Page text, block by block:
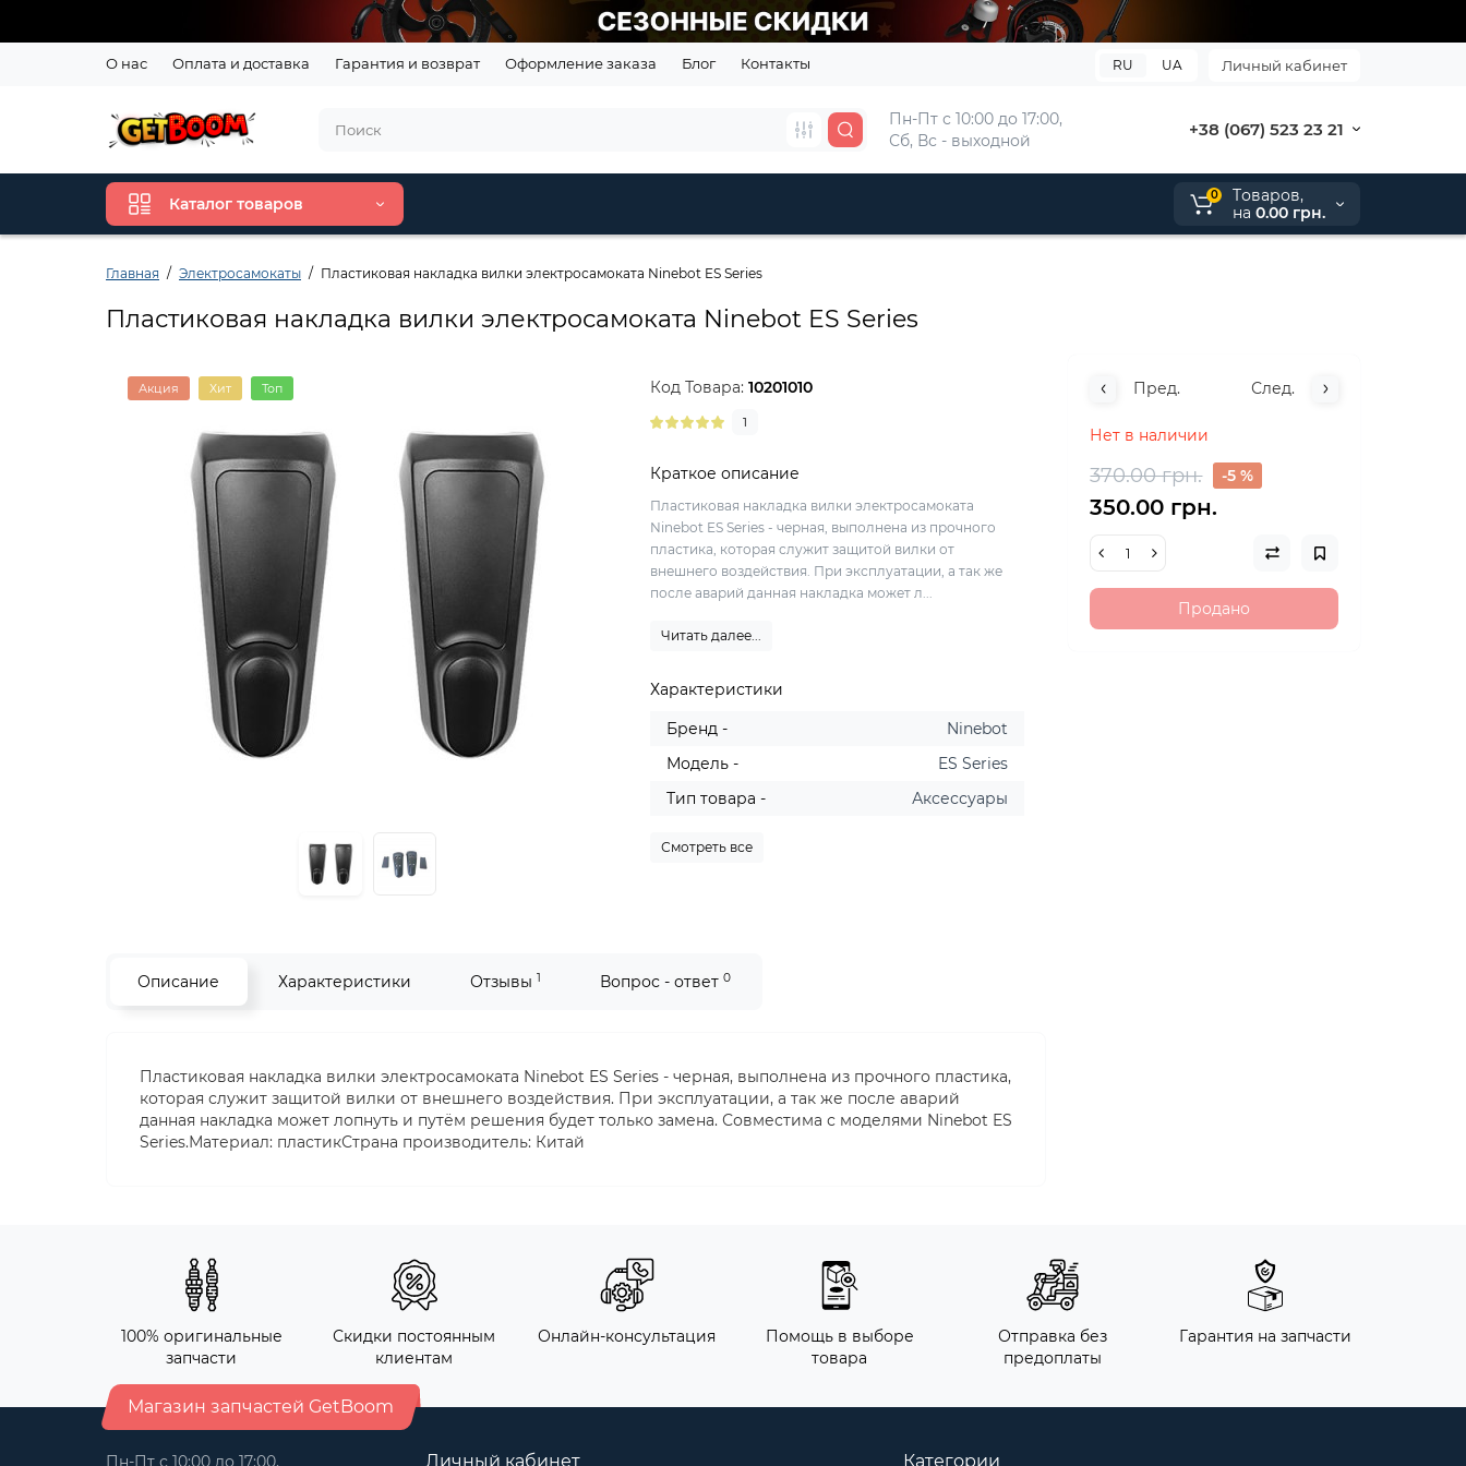
О нас Оплата и доставка Гарантия и возврат Оформление заказа Блог Контакты Личный кабинет
RU UA
Пн-Пт с 10:00 до 17:00,
Сб, Вс - выходной
+38 (067) 523 23 21
Каталог товаров 0
Tоваров,
на 0.00 грн.
Главная Электросамокаты Пластиковая накладка вилки электросамоката Ninebot ES Series
Пластиковая накладка вилки электросамоката Ninebot ES Series
Акция Хит Топ Код Товара:10201010
1
Краткое описание
Пластиковая накладка вилки электросамоката
Ninebot ES Series - черная, выполнена из прочного
пластика, которая служит защитой вилки от
внешнего воздействия. При эксплуатации, а так же
после аварий данная накладка может л...
Читать далее...
Характеристики
Бренд -
Ninebot
Модель -
ES Series
Тип товара -
Аксессуары
Смотреть все
Пред. След.
Нет в наличии
370.00 грн. -5 %
350.00 грн.
Продано
Описание Характеристики Отзывы 1 Вопрос - ответ 0
Пластиковая накладка вилки электросамоката Ninebot ES Series - черная, выполнена из прочного пластика,
которая служит защитой вилки от внешнего воздействия. При эксплуатации, а так же после аварий
данная накладка может лопнуть и путём решения будет только замена. Совместима с моделями Ninebot ES
Series.Материал: пластикСтрана производитель: Китай
100% оригинальные
запчасти
Скидки постоянным
клиентам
Онлайн-консультация
Помощь в выборе
товара
Отправка без
предоплаты
Гарантия на запчасти
Магазин запчастей GetBoom
Пн-Пт с 10:00 до 17:00, Личный кабинет Категории